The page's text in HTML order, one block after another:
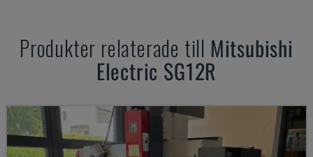
Produkter relaterade till Mitsubishi
Electric SG12R